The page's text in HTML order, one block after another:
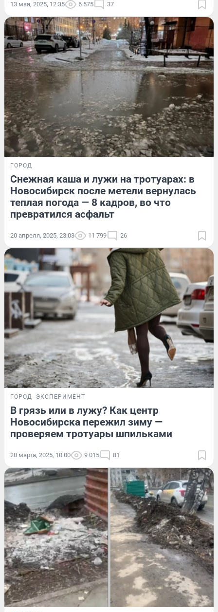
13 мая, 2025, 12:35 6 575 37
ГОРОД
Снежная каша и лужи на тротуарах: в
Новосибирск после метели вернулась
теплая погода — 8 кадров, во что
превратился асфальт
20 апреля, 2025, 23:03 11 799 26
ГОРОД ЭКСПЕРИМЕНТ
В грязь или в лужу? Как центр
Новосибирска пережил зиму —
проверяем тротуары шпильками
28 марта, 2025, 10:00 9 015 81